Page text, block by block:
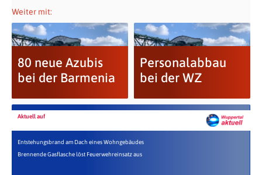
Weiter mit:
80 neue Azubis
bei der Barmenia
Personalabbau
bei der WZ
Aktuell auf
Entstehungsbrand am Dach eines Wohngebäudes
Brennende Gasflasche löst Feuerwehreinsatz aus